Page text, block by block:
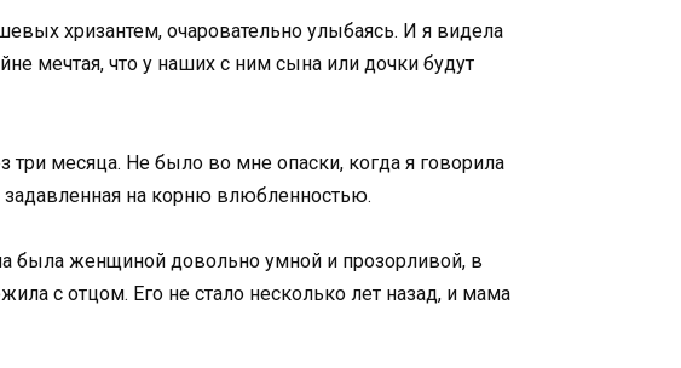
хризантем, очаровательно улыбаясь. И я видела
мечтая, что у наших с ним сына или дочки будут
месяца. Не было во мне опаски, когда я говорила
задавленная на корню влюбленностью.
была женщиной довольно умной и прозорливой, в
с отцом. Его не стало несколько лет назад, и мама